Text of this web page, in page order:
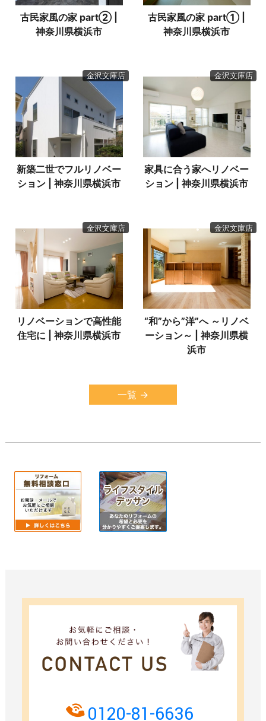
古民家風の家 part② |
神奈川県横浜市
古民家風の家 part① |
神奈川県横浜市
金沢文庫店
新築二世でフルリノベー
ション | 神奈川県横浜市
金沢文庫店
家具に合う家へリノベー
ション | 神奈川県横浜市
金沢文庫店
リノベーションで高性能
住宅に | 神奈川県横浜市
金沢文庫店
“和”から”洋”へ ～リノベ
ーション～ | 神奈川県横
浜市
一覧
0120-81-6636